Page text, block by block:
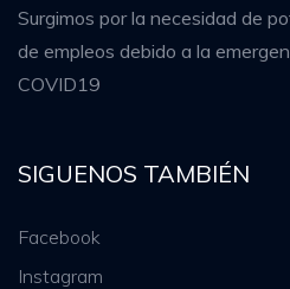
Surgimos por la necesidad de
de empleos debido a la
COVID19
SIGUENOS TAMBIÉN
Facebook
Instagram